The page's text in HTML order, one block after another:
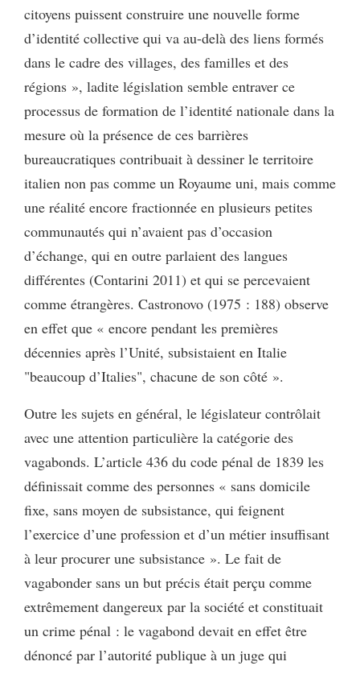
citoyens puissent construire une nouvelle forme
d’identité collective qui va au-delà des liens formés
dans le cadre des villages, des familles et des
régions », ladite législation semble entraver ce
processus de formation de l’identité nationale dans la
mesure où la présence de ces barrières
bureaucratiques contribuait à dessiner le territoire
italien non pas comme un Royaume uni, mais comme
une réalité encore fractionnée en plusieurs petites
communautés qui n’avaient pas d’occasion
d’échange, qui en outre parlaient des langues
différentes (Contarini 2011) et qui se percevaient
comme étrangères. Castronovo (1975 : 188) observe
en effet que « encore pendant les premières
décennies après l’Unité, subsistaient en Italie
"beaucoup d’Italies", chacune de son côté ».
Outre les sujets en général, le législateur contrôlait
avec une attention particulière la catégorie des
vagabonds. L’article 436 du code pénal de 1839 les
définissait comme des personnes « sans domicile
fixe, sans moyen de subsistance, qui feignent
l’exercice d’une profession et d’un métier insuffisant
à leur procurer une subsistance ». Le fait de
vagabonder sans un but précis était perçu comme
extrêmement dangereux par la société et constituait
un crime pénal : le vagabond devait en effet être
dénoncé par l’autorité publique à un juge qui